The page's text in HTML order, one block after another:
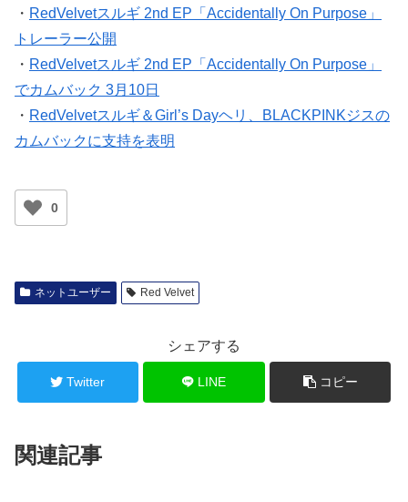
・ RedVelvetスルギ 2nd EP「Accidentally On Purpose」
トレーラー公開
・ RedVelvetスルギ 2nd EP「Accidentally On Purpose」
でカムバック 3月10日
・ RedVelvetスルギ＆Girl’s Dayヘリ、BLACKPINKジスの
カムバックに支持を表明
0
ネットユーザー Red Velvet
シェアする
Twitter LINE コピー
関連記事